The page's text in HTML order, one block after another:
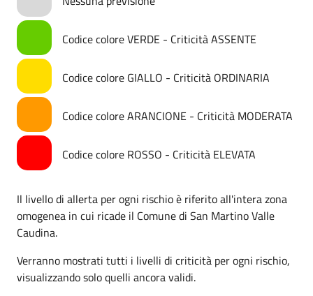
Codice colore VERDE - Criticità ASSENTE
Codice colore GIALLO - Criticità ORDINARIA
Codice colore ARANCIONE - Criticità MODERATA
Codice colore ROSSO - Criticità ELEVATA
Il livello di allerta per ogni rischio è riferito all'intera zona
omogenea in cui ricade il Comune di San Martino Valle
Caudina.
Verranno mostrati tutti i livelli di criticità per ogni rischio,
visualizzando solo quelli ancora validi.